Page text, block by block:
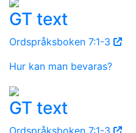
GT text
Ordspråksboken 7:1-3
Hur kan man bevaras?
GT text
Ordspråksboken 7:1-3